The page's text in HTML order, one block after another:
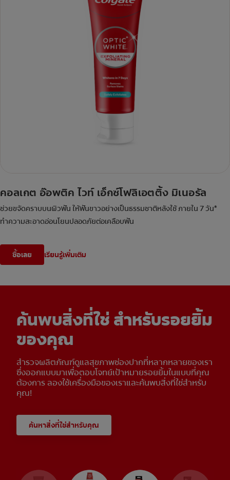
คอลเกต อ๊อพติค ไวท์ เอ็กซ์โฟลิเอตติ้ง มิเนอรัล
ช่วยขจัดคราบบนผิวฟัน ให้ฟันขาวอย่างเป็นธรรมชาติหลังใช้ ภายใน 7 วัน*
ทำความสะอาดอ่อนโยนปลอดภัยต่อเคลือบฟัน
ซื้อเลย เรียนรู้เพิ่มเติม
ค้นพบสิ่งที่ใช่ สำหรับรอยยิ้ม
ของคุณ
สำรวจผลิตภัณฑ์ดูแลสุขภาพช่องปากที่หลากหลายของเรา
ซึ่งออกแบบมาเพื่อตอบโจทย์เป้าหมายรอยยิ้มในแบบที่คุณ
ต้องการ ลองใช้เครื่องมือของเราและค้นพบสิ่งที่ใช่สำหรับ
คุณ!
ค้นหาสิ่งที่ใช่สำหรับคุณ